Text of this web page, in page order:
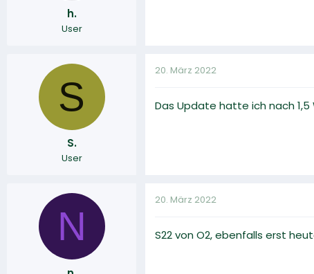
h.
User
S
S.
User
20. März 2022
Das Update hatte ich nach 1,5
N
20. März 2022
S22 von O2, ebenfalls erst